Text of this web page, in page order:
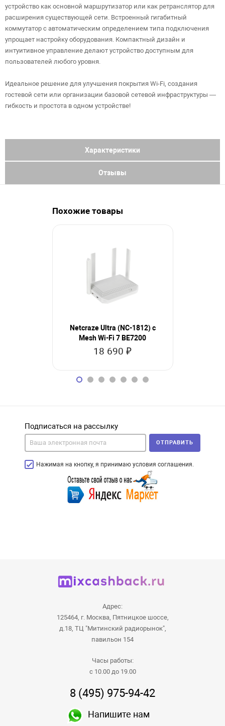
устройство как основной маршрутизатор или как ретранслятор для
расширения существующей сети. Встроенный гигабитный
коммутатор с автоматическим определением типа подключения
упрощает настройку оборудования. Компактный дизайн и
интуитивное управление делают устройство доступным для
пользователей любого уровня.
Идеальное решение для улучшения покрытия Wi-Fi, создания
гостевой сети или организации базовой сетевой инфраструктуры —
гибкость и простота в одном устройстве!
Характеристики
Отзывы
Похожие товары
Netcraze Ultra (NC-1812) с
Mesh Wi-Fi 7 BE7200
18 690 ₽
Подписаться на рассылку
Нажимая на кнопку, я принимаю условия соглашения.
ОТПРАВИТЬ
Адрес:
125464, г. Москва, Пятницкое шоссе,
д.18, ТЦ "Митинский радиорынок",
павильон 154
Часы работы:
с 10.00 до 19.00
8 (495) 975-94-42
Напишите нам